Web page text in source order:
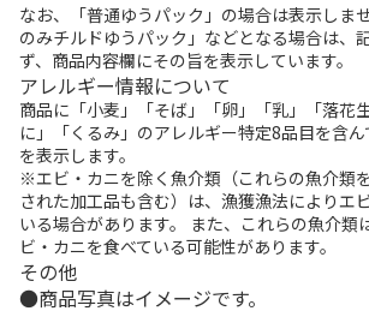
なお、「普通ゆうパック」の場合は表示しま
のみチルドゆうパック」などとなる場合は、
ず、商品内容欄にその旨を表示しています。
アレルギー情報について
商品に「小麦」「そば」「卵」「乳」「落花
に」「くるみ」のアレルギー特定8品目を含
を表示します。
※エビ・カニを除く魚介類（これらの魚介類
された加工品も含む）は、漁獲漁法によりエ
いる場合があります。 また、これらの魚介類
ビ・カニを食べている可能性があります。
その他
商品写真はイメージです。